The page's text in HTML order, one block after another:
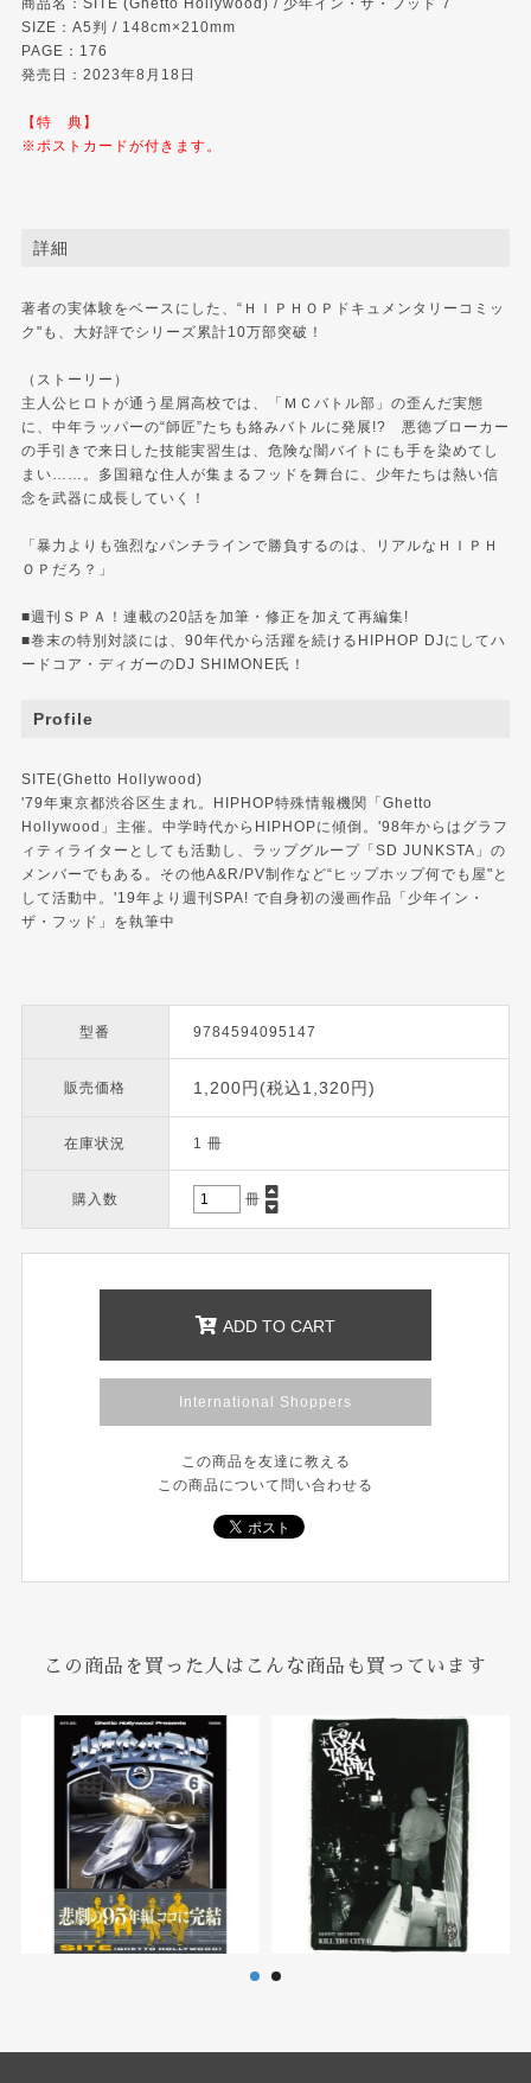
商品名：SITE (Ghetto Hollywood) / 少年イン・ザ・フッド 7
SIZE：A5判 / 148cm×210mm
PAGE：176
発売日：2023年8月18日
【特 典】
※ポストカードが付きます。
詳細
著者の実体験をベースにした、“ＨＩＰＨＯＰドキュメンタリーコミッ
ク"も、大好評でシリーズ累計10万部突破！
（ストーリー）
主人公ヒロトが通う星屑高校では、「ＭＣバトル部」の歪んだ実態
に、中年ラッパーの“師匠”たちも絡みバトルに発展!? 悪徳ブローカー
の手引きで来日した技能実習生は、危険な闇バイトにも手を染めてし
まい……。多国籍な住人が集まるフッドを舞台に、少年たちは熱い信
念を武器に成長していく！
「暴力よりも強烈なパンチラインで勝負するのは、リアルなＨＩＰＨ
ＯＰだろ？」
■週刊ＳＰＡ！連載の20話を加筆・修正を加えて再編集!
■巻末の特別対談には、90年代から活躍を続けるHIPHOP DJにしてハ
ードコア・ディガーのDJ SHIMONE氏！
Profile
SITE(Ghetto Hollywood)
'79年東京都渋谷区生まれ。HIPHOP特殊情報機関「Ghetto
Hollywood」主催。中学時代からHIPHOPに傾倒。'98年からはグラフ
ィティライターとしても活動し、ラップグループ「SD JUNKSTA」の
メンバーでもある。その他A&R/PV制作など“ヒップホップ何でも屋"と
して活動中。'19年より週刊SPA! で自身初の漫画作品「少年イン・
ザ・フッド」を執筆中
型番 9784594095147
販売価格 1,200円(税込1,320円)
在庫状況 1 冊
購入数 冊
ADD TO CART
International Shoppers
この商品を友達に教える
この商品について問い合わせる
この商品を買った人はこんな商品も買っています